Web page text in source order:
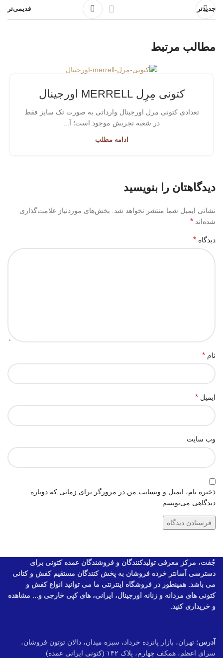
جدیدتر قدیمی‌تر
مطالب مرتبط
کتونی مِرِل MERRELL اورجینال
تعدادی کتونی مرل اورجینال وارداتی به صورت تک سایز فقط
در شعبه تجریش موجود است؛ آ...
ادامه مطلب
دیدگاهتان را بنویسید
نشانی ایمیل شما منتشر نخواهد شد.
بخش‌های موردنیاز علامت‌گذاری
شده‌اند *
دیدگاه *
نام *
ایمیل *
وب‌ سایت
ذخیره نام، ایمیل و وبسایت من در مرورگر برای زمانی که دوباره
دیدگاهی می‌نویسم.
جُفت، مرکز معرفی تولیدکنندگان و فروشندگان عمده کتونی برای
دسترسی آسانتر خرده فروشان به پخش کنندگان مستقیم کفش و کتانی
می باشد. همینطور در فروشگاه اینترنتی ما می توانید انواع کفش و
کتونی های مردانه و زنانه اورجینال، ایرانی، های کپی خارجی و... مشاهده
و خریداری کنید.
آدرس: تهران، بازار پانزده خرداد، سبزه میدان، دالان توتون فروشان،
سرای اعظم، همکف چهارم، پلاک ۱۴۲ (کتونی ایرانی عمده)